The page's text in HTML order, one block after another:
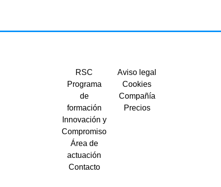
RSC
Programa
de
formación
Innovación y
Compromiso
Área de
actuación
Contacto
Aviso legal
Cookies
Compañía
Precios